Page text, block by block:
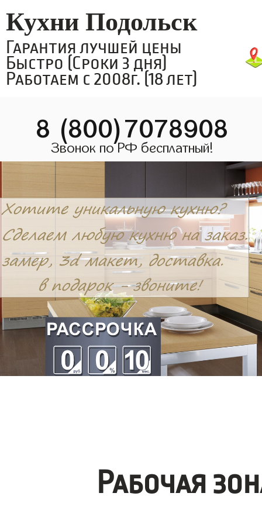
Кухни Подольск
Гарантия лучшей цены
Быстро (Сроки 3 дня)
Работаем с 2008г. (18 лет)
8 (800)7078908
Звонок по РФ бесплатный!
Рабочая